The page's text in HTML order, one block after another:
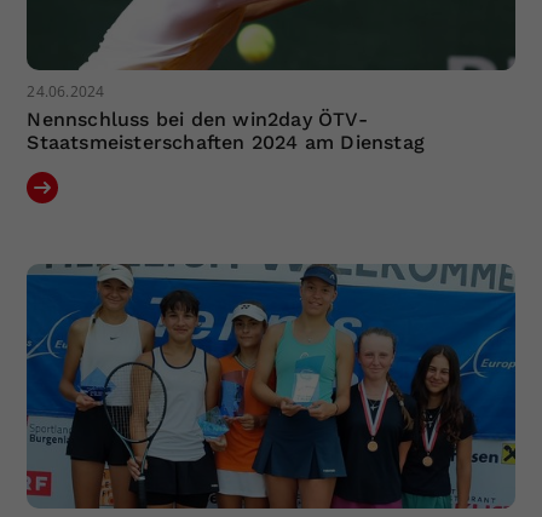
24.06.2024
Nennschluss bei den win2day ÖTV-
Staatsmeisterschaften 2024 am Dienstag